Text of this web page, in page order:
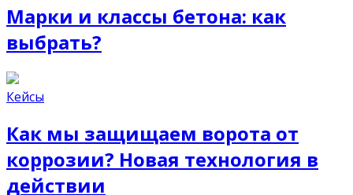
Марки и классы бетона: как
выбрать?
Кейсы
Как мы защищаем ворота от
коррозии? Новая технология в
действии